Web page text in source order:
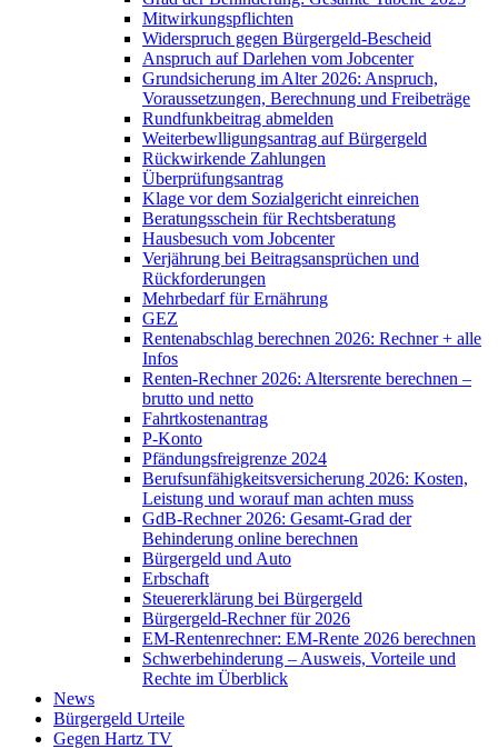
Mitwirkungspflichten
Widerspruch gegen Bürgergeld-Bescheid
Anspruch auf Darlehen vom Jobcenter
Grundsicherung im Alter 2026: Anspruch,
Voraussetzungen, Berechnung und Freibeträge
Rundfunkbeitrag abmelden
Weiterbewlligungsantrag auf Bürgergeld
Rückwirkende Zahlungen
Überprüfungsantrag
Klage vor dem Sozialgericht einreichen
Beratungsschein für Rechtsberatung
Hausbesuch vom Jobcenter
Verjährung bei Beitragsansprüchen und
Rückforderungen
Mehrbedarf für Ernährung
GEZ
Rentenabschlag berechnen 2026: Rechner + alle
Infos
Renten-Rechner 2026: Altersrente berechnen –
brutto und netto
Fahrtkostenantrag
P-Konto
Pfändungsfreigrenze 2024
Berufsunfähigkeitsversicherung 2026: Kosten,
Leistung und worauf man achten muss
GdB-Rechner 2026: Gesamt-Grad der
Behinderung online berechnen
Bürgergeld und Auto
Erbschaft
Steuererklärung bei Bürgergeld
Bürgergeld-Rechner für 2026
EM-Rentenrechner: EM-Rente 2026 berechnen
Schwerbehinderung – Ausweis, Vorteile und
Rechte im Überblick
News
Bürgergeld Urteile
Gegen Hartz TV